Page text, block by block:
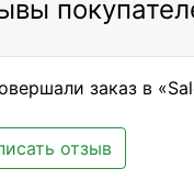
заказ в
отзыв